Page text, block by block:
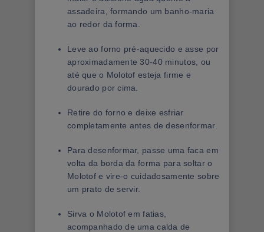
assadeira, formando um banho-maria
ao redor da forma.
Leve ao forno pré-aquecido e asse por
aproximadamente 30-40 minutos, ou
até que o Molotof esteja firme e
dourado por cima.
Retire do forno e deixe esfriar
completamente antes de desenformar.
Para desenformar, passe uma faca em
volta da borda da forma para soltar o
Molotof e vire-o cuidadosamente sobre
um prato de servir.
Sirva o Molotof em fatias,
acompanhado de uma calda de